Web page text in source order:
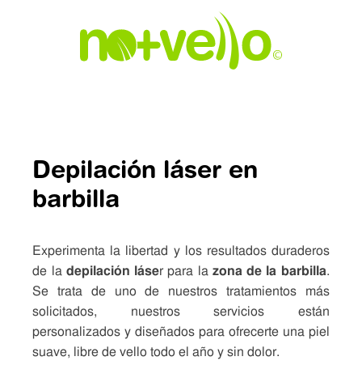
Depilación láser en
barbilla
Experimenta la libertad y los resultados duraderos
de la depilación láser para la zona de la barbilla.
Se trata de uno de nuestros tratamientos más
solicitados, nuestros servicios están
personalizados y diseñados para ofrecerte una piel
suave, libre de vello todo el año y sin dolor.